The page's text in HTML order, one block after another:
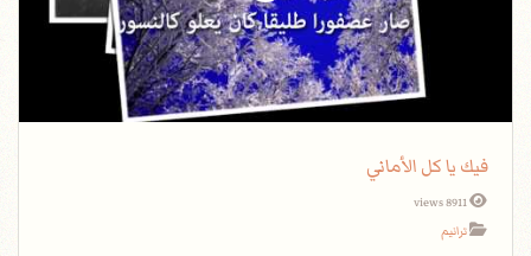
فيك يا كل الأماني
8911 views
ترانيم